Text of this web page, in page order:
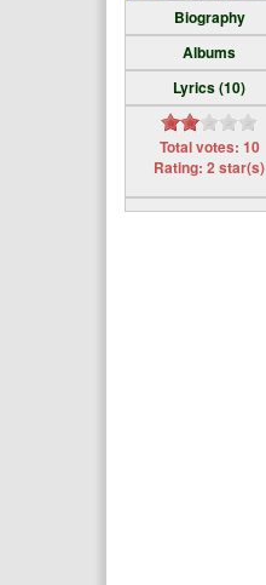
Biography
Albums
Lyrics (10)
Total votes: 10
Rating: 2 star(s)